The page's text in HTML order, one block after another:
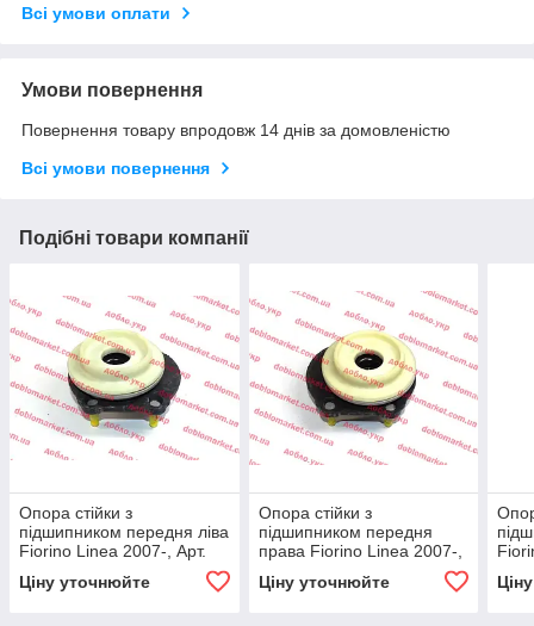
Всі умови оплати
Умови повернення
Повернення товару впродовж 14 днів за домовленістю
Всі умови повернення
Подібні товари компанії
Опора стійки з
підшипником передня ліва
Fiorino Linea 2007-, Арт.
51928747, 51890881, FIAT
Ціну уточнюйте
Опора стійки з
підшипником передня
права Fiorino Linea 2007-,
Арт. 51890880, 51928745,
51963726, 51839931,
Ціну уточнюйте